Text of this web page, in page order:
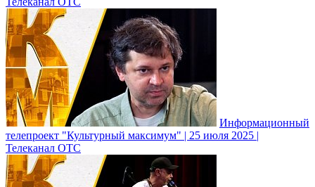
Информационный
телепроект "Культурный максимум" | 25 июля 2025 |
Телеканал ОТС